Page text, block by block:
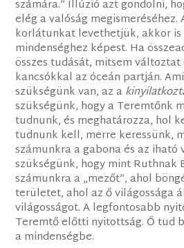
számára.” Illúzió azt gondolni,
elég a valóság megismeréséhez.
korlátunkat levethetjük, akkor
mindenséghez képest. Ha
összes tudását, mitsem
kancsókkal az óceán partján.
szükségünk van, az a
szükségünk, hogy a Teremtőnk
tudnunk, és meghatározza, hol
tudnunk kell, merre keressünk,
számunkra a gabona és az iható
szükségünk, hogy mint Ruthnak
számunkra a „mezőt”, ahol
területet, ahol az ő világossága
világosságot. A legfontosabb
Teremtő előtti nyitottság. Ő tud
a mindenségbe.